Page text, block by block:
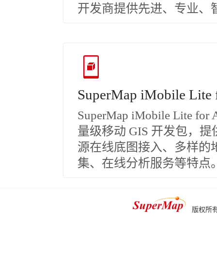
开发商提供先进、专业、
SuperMap iMobile
SuperMap iMobile Lite for
量级移动 GIS 开发包，
源在线底图接入、多样的
集、在线分析服务等特点
版权所